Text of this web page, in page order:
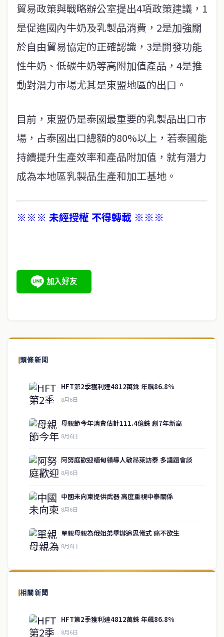
貿易政策與戰略辦公室提出4項政策建議，1
是促進國內牛奶及乳製品消費，2是加強關
於自由貿易協定的正確認識，3是開發功能
性牛奶、低碳牛奶等高附加值產品，4是推
動對潛力市場尤其是東盟地區的出口。
目前，東盟仍是泰國最重要的乳製品出口市
場，占泰國出口總額的80%以上，若泰國能
持續提升生產效率和產品附加值，就有潛力
成為本地區乳製品生產和加工基地。
※※※ 未經授權 不得轉載 ※※※
頭條新聞
HFT第2季獲利達4812萬銖 年飆86.8%
8月6日
母親節今年消費估計111.4億銖 創7年新高
8月6日
阿努庭歡迎緬甸領導人敏昂萊訪泰 多議題會談
8月6日
中國未向柬提供武器 高度重視中泰關係
8月6日
單親母親為俄姐弟舉辦追思儀式 痛不欲生
8月6日
相關新聞
HFT第2季獲利達4812萬銖 年飆86.8%
8月6日
關於我們
泰國中文新聞（TCN）是一家總部設於曼谷的中文新聞媒體，致力於
供即時、客觀、多元的中文新聞內容。
service@thaichinesenews.com